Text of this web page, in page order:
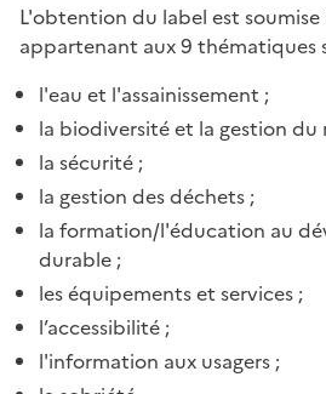
L'obtention du label est
appartenant aux 9 thématiques
l'eau et l'assainissement ;
la biodiversité et la gestion du
la sécurité ;
la gestion des déchets ;
la formation/l'éducation au
durable ;
les équipements et services ;
l’accessibilité ;
l'information aux usagers ;